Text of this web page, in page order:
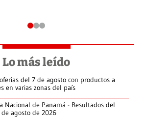
Lo más leído
del 7 de agosto con productos a
en varias zonas del país
Nacional de Panamá - Resultados del
agosto de 2026